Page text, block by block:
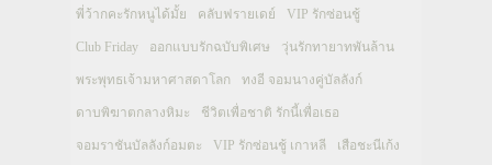
พี่ว้ากคะรักหนูได้มั้ย คลับฟรายเดย์ VIP รักซ่อนชู้
Club Friday ออกแบบรักฉบับพิเศษ วุ่นรักทายาทพันล้าน
พระพุทธเจ้ามหาศาสดาโลก ทงอี จอมนางคู่บัลลังก์
ดาบพิฆาตกลางหิมะ ชีวิตเพื่อชาติ รักนี้เพื่อเธอ
จอมราชันบัลลังก์อมตะ VIP รักซ่อนชู้ เกาหลี เสือชะนีเก้ง